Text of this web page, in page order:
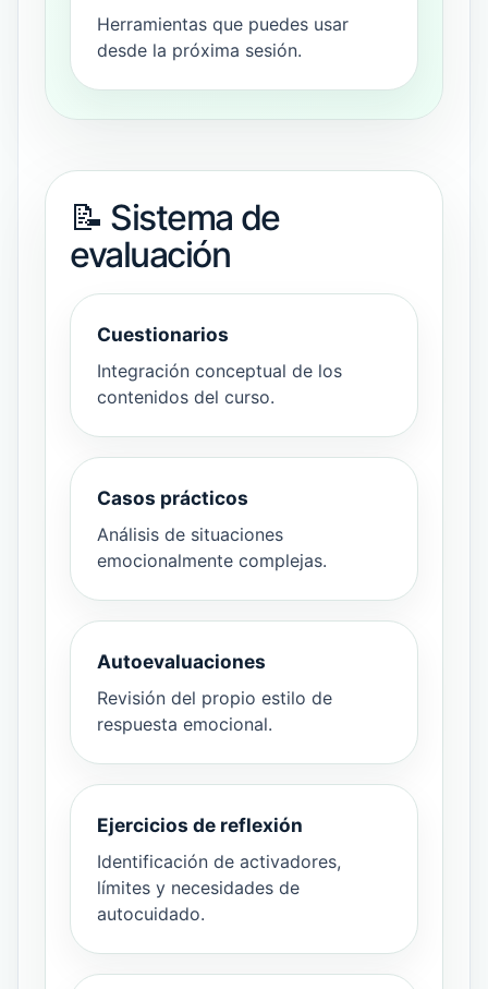
Herramientas que puedes usar
desde la próxima sesión.
📝 Sistema de
evaluación
Cuestionarios
Integración conceptual de los
contenidos del curso.
Casos prácticos
Análisis de situaciones
emocionalmente complejas.
Autoevaluaciones
Revisión del propio estilo de
respuesta emocional.
Ejercicios de reflexión
Identificación de activadores,
límites y necesidades de
autocuidado.